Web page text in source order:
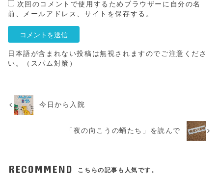
次回のコメントで使用するためブラウザーに自分の名
前、メールアドレス、サイトを保存する。
日本語が含まれない投稿は無視されますのでご注意くださ
い。（スパム対策）
今日から入院
「夜の向こうの蛹たち」を読んで
RECOMMEND こちらの記事も人気です。